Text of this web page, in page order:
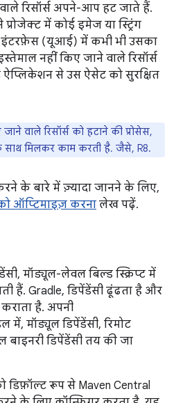
रिसॉर्स अपने-आप हट जाते हैं.
में कोई इमेज या स्ट्रिंग
इंटरफ़ेस (यूआई) में कभी भी उसका
नहीं किए जाने वाले रिसॉर्स
ऐप्लिकेशन से उस ऐसेट को सुरक्षित
वाले रिसॉर्स को हटाने की प्रोसेस,
मिलकर काम करती है. जैसे, R8.
के बारे में ज़्यादा जानने के लिए,
ऑप्टिमाइज़ करना लेख पढ़ें.
मॉड्यूल-लेवल बिल्ड स्क्रिप्ट में
हैं. Gradle, डिपेंडेंसी ढूंढता है और
है. अपनी
में, मॉड्यूल डिपेंडेंसी, रिमोट
बाइनरी डिपेंडेंसी तय की जा
डिफ़ॉल्ट रूप से Maven Central